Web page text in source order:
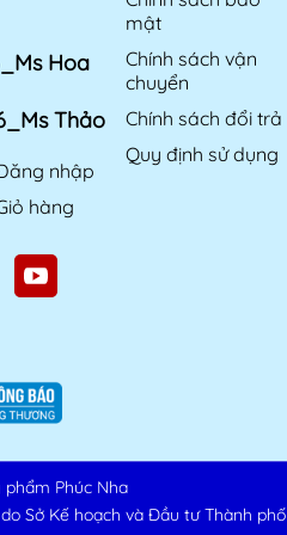
Hoa
Thảo
nhập
hàng
mật
Chính sách vận
chuyển
Chính sách đổi trả
Quy định sử dụng
Phúc Nha
Sở Kế hoạch và Đầu tư Thành phố